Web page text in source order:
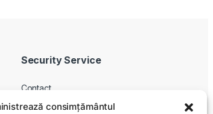
consimțământul
Security Service
Contact
Despre noi